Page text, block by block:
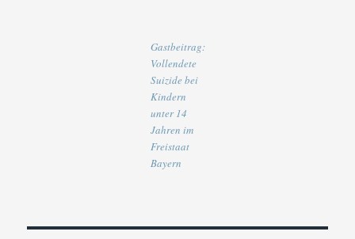
Gastbeitrag:
Vollendete
Suizide bei
Kindern
unter 14
Jahren im
Freistaat
Bayern